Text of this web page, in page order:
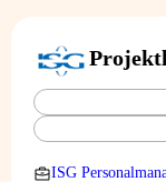
ISG